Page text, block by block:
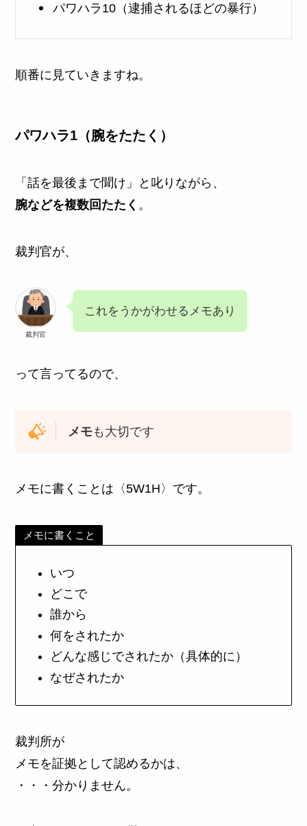
パワハラ10（逮捕されるほどの暴行）
順番に見ていきますね。
パワハラ1（腕をたたく）
「話を最後まで聞け」と叱りながら、
腕などを複数回たたく 。
裁判官が、
裁判官
これをうかがわせるメモあり
って言ってるので、
メモも大切です
メモに書くことは〈5W1H〉です。
メモに書くこと
いつ
どこで
誰から
何をされたか
どんな感じでされたか（具体的に）
なぜされたか
裁判所が
メモを証拠として認めるかは、
・・・分かりません。